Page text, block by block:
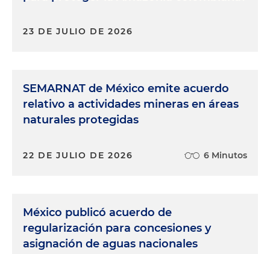
23 DE JULIO DE 2026
SEMARNAT de México emite acuerdo
relativo a actividades mineras en áreas
naturales protegidas
22 DE JULIO DE 2026 6 Minutos
México publicó acuerdo de
regularización para concesiones y
asignación de aguas nacionales